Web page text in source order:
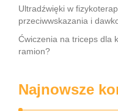
Ultradźwięki w
przeciwwskazania i
Ćwiczenia na triceps dla
ramion?
Najnowsze